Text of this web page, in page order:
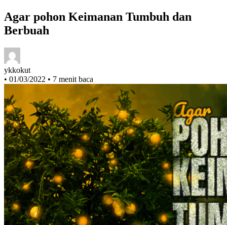
Agar pohon Keimanan Tumbuh dan
ykkokut
7 menit baca